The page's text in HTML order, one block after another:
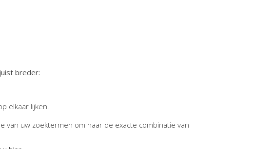
breder:
elkaar lijken.
van uw zoektermen om naar de exacte combinatie van